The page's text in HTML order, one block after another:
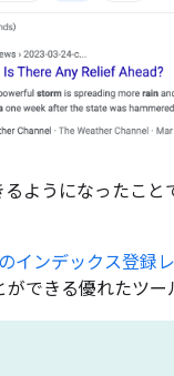
ようになったこと
インデックス登録
できる優れたツー